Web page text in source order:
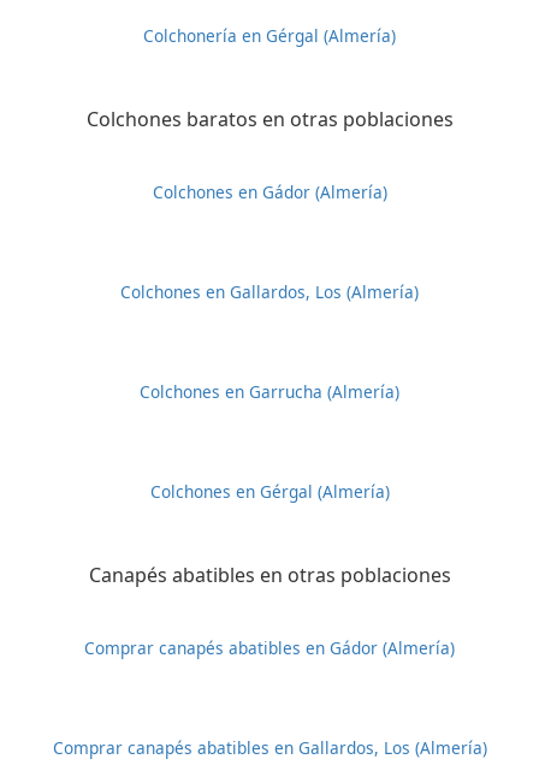
Colchonería en Gérgal (Almería)
Colchones baratos en otras poblaciones
Colchones en Gádor (Almería)
Colchones en Gallardos, Los (Almería)
Colchones en Garrucha (Almería)
Colchones en Gérgal (Almería)
Canapés abatibles en otras poblaciones
Comprar canapés abatibles en Gádor (Almería)
Comprar canapés abatibles en Gallardos, Los (Almería)